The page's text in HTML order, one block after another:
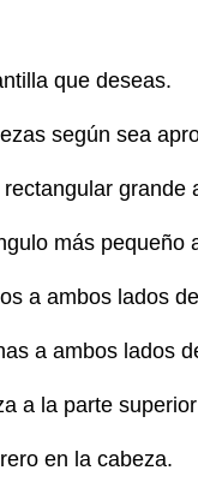
que deseas.
según sea
grande
más pequeño
a ambos lados
a ambos lados
a la parte
en la cabeza.